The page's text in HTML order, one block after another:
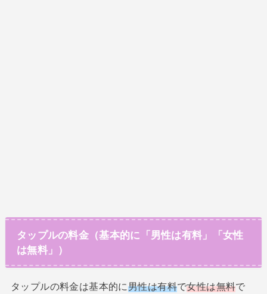
タップルの料金（基本的に「男性は有料」「女性
は無料」）
タップルの料金は基本的に男性は有料で女性は無料で